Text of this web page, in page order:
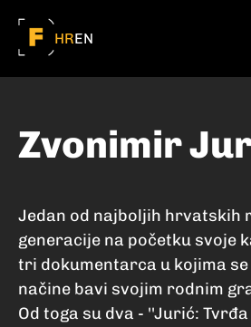
HREN
Zvonimir
Jedan od najboljih hrvatskih
generacije na početku svoje
tri dokumentarca u kojima
načine bavi svojim rodnim
Od toga su dva - ''Jurić: